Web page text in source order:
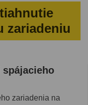
zariadeniu
spájacieho
zariadenia na